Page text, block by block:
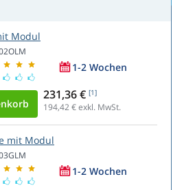
Modul
1-2 Wochen
231,36 € [1]
194,42€ exkl. MwSt.
mit Modul
1-2 Wochen